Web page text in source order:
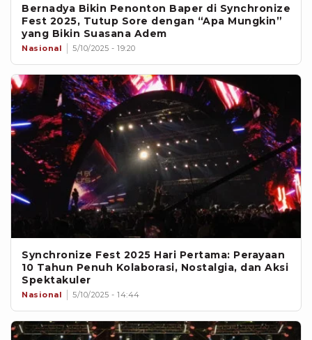
Bernadya Bikin Penonton Baper di Synchronize
Fest 2025, Tutup Sore dengan “Apa Mungkin”
yang Bikin Suasana Adem
Nasional 5/10/2025 - 19:20
Synchronize Fest 2025 Hari Pertama: Perayaan
10 Tahun Penuh Kolaborasi, Nostalgia, dan Aksi
Spektakuler
Nasional 5/10/2025 - 14:44